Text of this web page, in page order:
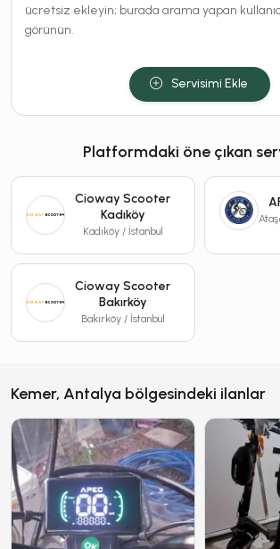
ücretsiz ekleyin; burada arama yapan
görünün.
Servisimi Ekle
Platformdaki öne çıkan
Cioway Scooter
Kadıköy
Kadıköy / İstanbul
Cioway Scooter
Bakırköy
Bakırköy / İstanbul
Kemer, Antalya bölgesindeki ilanlar